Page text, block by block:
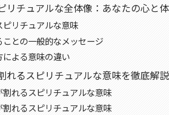
リチュアルな全体像：あなたの心と
ピリチュアルな意味
ことの一般的なメッセージ
よる意味の違い
れるスピリチュアルな意味を徹底解説
割れるスピリチュアルな意味
割れるスピリチュアルな意味